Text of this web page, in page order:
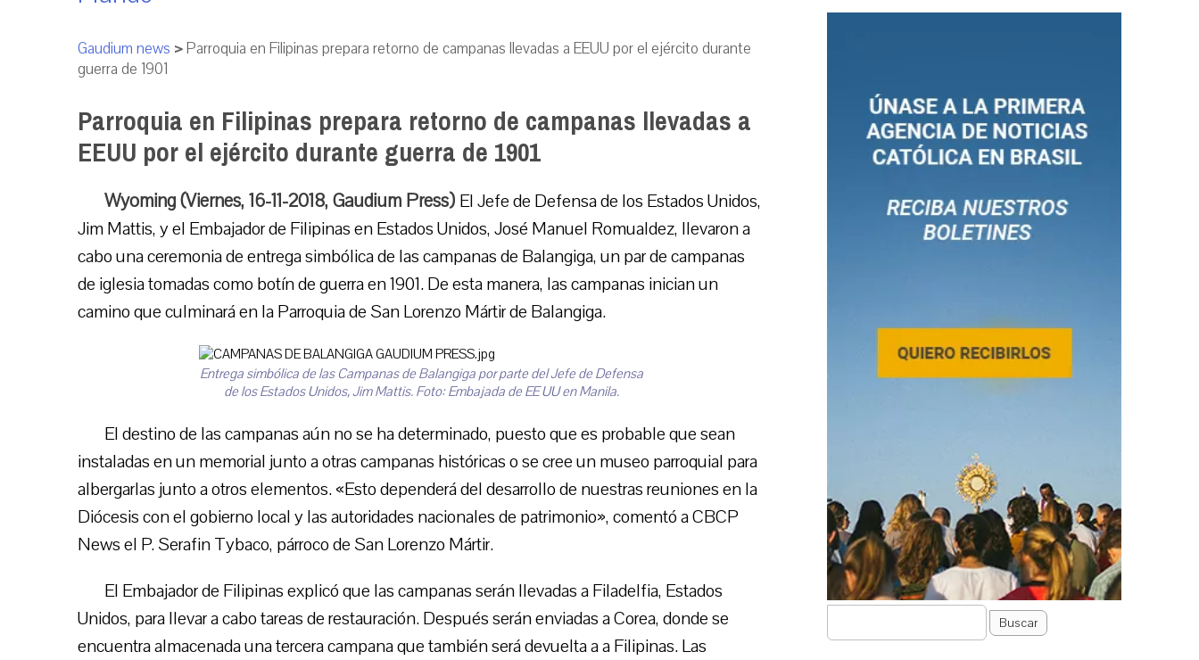
Gaudium news >Parroquia en Filipinas prepara retorno de campanas llevadas a EEUU por el ejército durante
guerra de 1901
Parroquia en Filipinas prepara retorno de campanas llevadas a
EEUU por el ejército durante guerra de 1901
Wyoming (Viernes, 16-11-2018, Gaudium Press) El Jefe de Defensa de los Estados Unidos,
Jim Mattis, y el Embajador de Filipinas en Estados Unidos, José Manuel Romualdez, llevaron a
cabo una ceremonia de entrega simbólica de las campanas de Balangiga, un par de campanas
de iglesia tomadas como botín de guerra en 1901. De esta manera, las campanas inician un
camino que culminará en la Parroquia de San Lorenzo Mártir de Balangiga.
Entrega simbólica de las Campanas de Balangiga por parte del Jefe de Defensa
de los Estados Unidos, Jim Mattis. Foto: Embajada de EE UU en Manila.
El destino de las campanas aún no se ha determinado, puesto que es probable que sean
instaladas en un memorial junto a otras campanas históricas o se cree un museo parroquial para
albergarlas junto a otros elementos. «Esto dependerá del desarrollo de nuestras reuniones en la
Diócesis con el gobierno local y las autoridades nacionales de patrimonio», comentó a CBCP
News el P. Serafin Tybaco, párroco de San Lorenzo Mártir.
El Embajador de Filipinas explicó que las campanas serán llevadas a Filadelfia, Estados
Unidos, para llevar a cabo tareas de restauración. Después serán enviadas a Corea, donde se
encuentra almacenada una tercera campana que también será devuelta a a Filipinas. Las
Buscar